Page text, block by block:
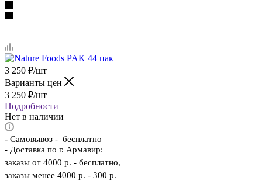
3 250 ₽/шт
Варианты цен
3 250 ₽/шт
Подробности
Нет в наличии
- Самовывоз - бесплатно
- Доставка по г. Армавир:
заказы от 4000 р. - бесплатно,
заказы менее 4000 р. - 300 р.